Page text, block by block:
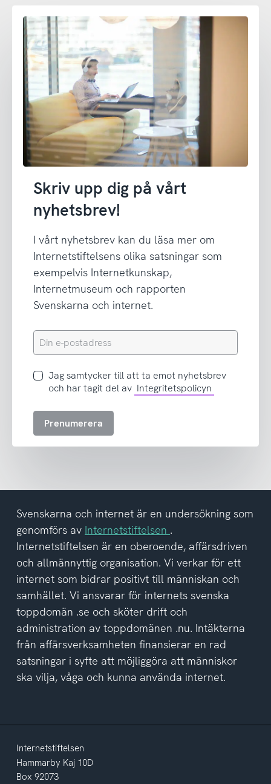
Skriv upp dig på vårt
nyhetsbrev!
I vårt nyhetsbrev kan du läsa mer om
Internetstiftelsens olika satsningar som
exempelvis Internetkunskap,
Internetmuseum och rapporten
Svenskarna och internet.
Din
e-
Jag
samtycker
att
del
av
integritetspolicyn
Jag samtycker till att ta emot nyhetsbrev
och har tagit del av Integritetspolicyn
Prenumerera
Svenskarna och internet är en undersökning som
genomförs av Internetstiftelsen .
Internetstiftelsen är en oberoende, affärsdriven
och allmännyttig organisation. Vi verkar för ett
internet som bidrar positivt till människan och
samhället. Vi ansvarar för internets svenska
toppdomän .se och sköter drift och
administration av toppdomänen .nu. Intäkterna
från affärsverksamheten finansierar en rad
satsningar i syfte att möjliggöra att människor
ska vilja, våga och kunna använda internet.
Internetstiftelsen
Hammarby Kaj 10D
Box 92073